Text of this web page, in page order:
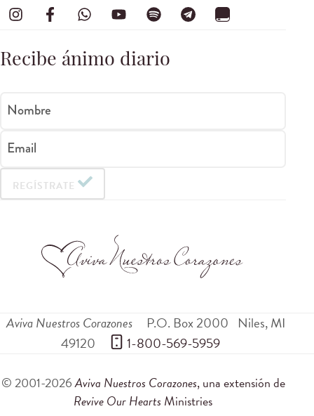
Recibe ánimo diario
Nombre
Email
REGÍSTRATE
Aviva Nuestros Corazones P.O. Box 2000 Niles,MI
49120
1-800-569-5959
© 2001-2026Aviva Nuestros Corazones, una extensión de
Revive Our Hearts Ministries